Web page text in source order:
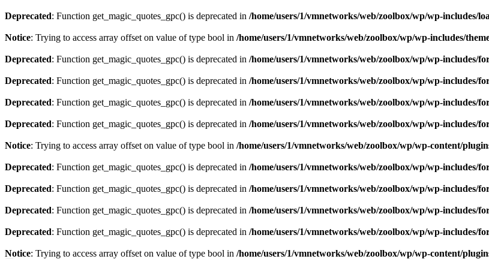
Deprecated: Function get_magic_quotes_gpc() is deprecated in /home/users/1/vmnetworks/web/zoolbox/wp/wp-includes/
Notice: Trying to access array offset on value of type bool in /home/users/1/vmnetworks/web/zoolbox/wp/wp-includes/
Deprecated: Function get_magic_quotes_gpc() is deprecated in /home/users/1/vmnetworks/web/zoolbox/wp/wp-includes/
Deprecated: Function get_magic_quotes_gpc() is deprecated in /home/users/1/vmnetworks/web/zoolbox/wp/wp-includes/
Deprecated: Function get_magic_quotes_gpc() is deprecated in /home/users/1/vmnetworks/web/zoolbox/wp/wp-includes/
Deprecated: Function get_magic_quotes_gpc() is deprecated in /home/users/1/vmnetworks/web/zoolbox/wp/wp-includes/
Notice: Trying to access array offset on value of type bool in /home/users/1/vmnetworks/web/zoolbox/wp/wp-content/
Deprecated: Function get_magic_quotes_gpc() is deprecated in /home/users/1/vmnetworks/web/zoolbox/wp/wp-includes/
Deprecated: Function get_magic_quotes_gpc() is deprecated in /home/users/1/vmnetworks/web/zoolbox/wp/wp-includes/
Deprecated: Function get_magic_quotes_gpc() is deprecated in /home/users/1/vmnetworks/web/zoolbox/wp/wp-includes/
Deprecated: Function get_magic_quotes_gpc() is deprecated in /home/users/1/vmnetworks/web/zoolbox/wp/wp-includes/
Notice: Trying to access array offset on value of type bool in /home/users/1/vmnetworks/web/zoolbox/wp/wp-content/